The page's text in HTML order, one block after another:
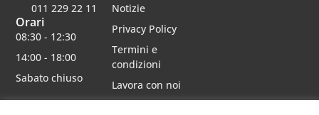
Notizie
Privacy Policy
Termini e
condizioni
Lavora con noi
011 229 22 11
Orari
08:30 - 12:30
14:00 - 18:00
Sabato chiuso